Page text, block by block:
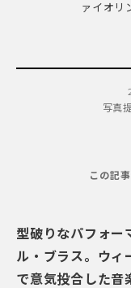
ァイオリ
写真
この記
型破りなパフォー
ル・ブラス。ウィ
で意気投合した音